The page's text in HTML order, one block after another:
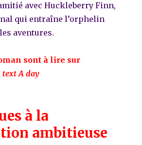
avec Huckleberry Finn,
qui entraîne l’orphelin
aventures.
sont à lire sur
text A day
à la
ambitieuse